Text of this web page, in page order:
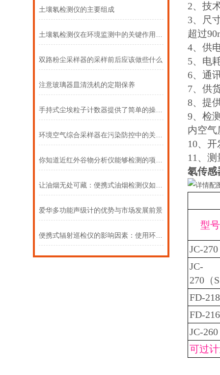
土壤氡检测仪的主要组成
双路粉尘采样器的采样前后应该做些什么
注意玻璃器皿清洗机的定期保养
爱华多功能声级计的优势与市场发展前景
2、技
3、尺
超过
4、供
5、电
6、通
7、供
8、提
9、检
内空气
10、
11、
氡传感
型号
JC-270
JC-
270（
FD-218
FD-216
JC-260
可过